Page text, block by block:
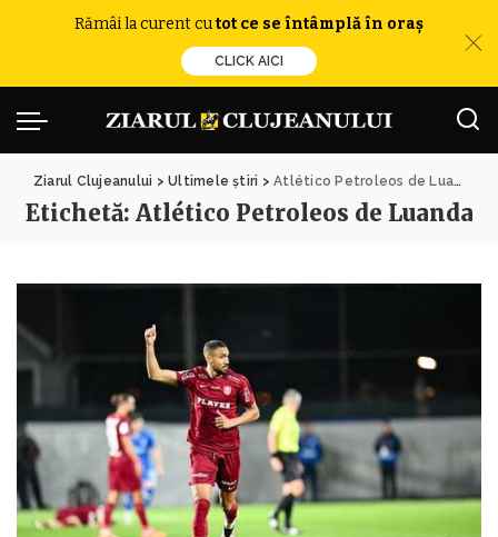
Rămâi la curent cutot ce se întâmplă în oraș
CLICK AICI
Ziarul Clujeanului >Ultimele știri >Atlético Petroleos de Luanda
Etichetă: Atlético Petroleos de Luanda